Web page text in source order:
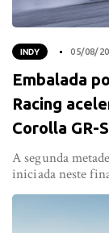
INDY 05/08/
Embalada
Racing
Corolla GR-
A segunda
iniciada neste